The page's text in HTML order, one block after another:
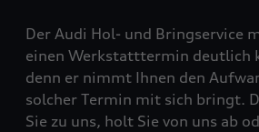
Der Audi Hol- und Bringservice
einen Werkstatttermin deutlich
denn er nimmt Ihnen den
solcher Termin mit sich bringt.
Sie zu uns, holt Sie von uns ab